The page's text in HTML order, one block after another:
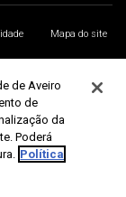
Mapa do site
de Aveiro
de
da
Poderá
Política